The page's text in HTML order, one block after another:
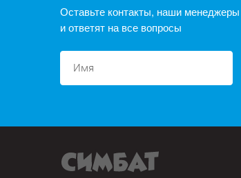
Оставьте контакты, наши
и ответят на все вопросы